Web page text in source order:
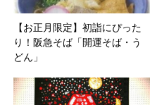
【お正月限定】初詣にぴった
り！阪急そば「開運そば・う
どん」